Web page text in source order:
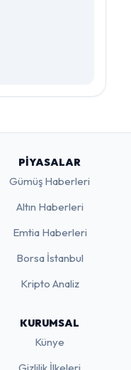
PIYASALAR
Gümüş Haberleri
Altın Haberleri
Emtia Haberleri
Borsa İstanbul
Kripto Analiz
KURUMSAL
Künye